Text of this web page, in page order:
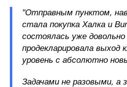
"Отправным пунктом,
стала покупка Халка и
состоялась уже довольно
продекларировала выход
уровень с абсолютно
Задачами не разовыми, а